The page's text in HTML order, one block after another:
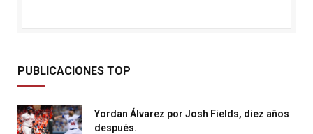
PUBLICACIONES TOP
Yordan Álvarez por Josh Fields, diez años
después.